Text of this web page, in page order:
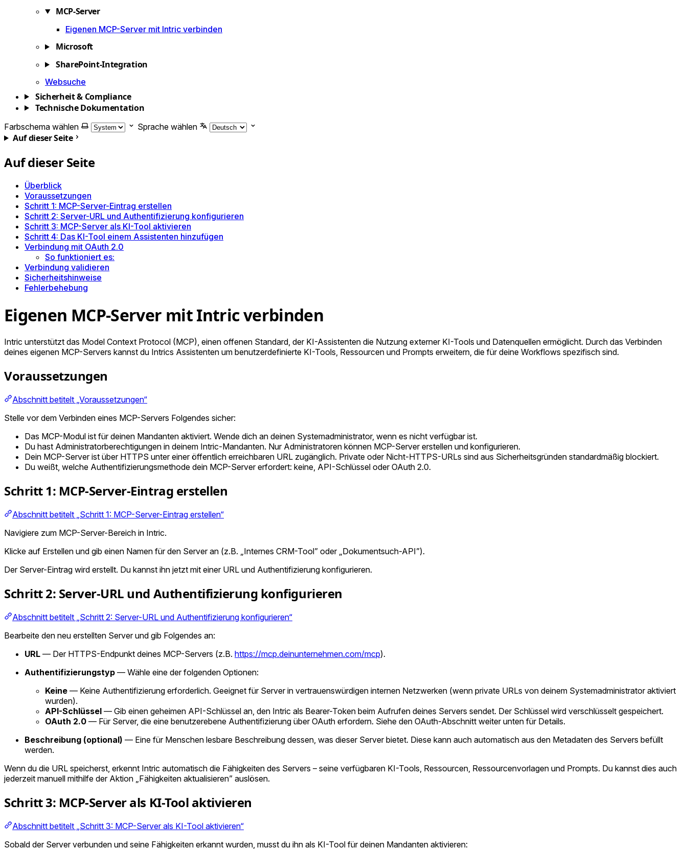
MCP-Server
Eigenen MCP-Server mit Intric verbinden
Microsoft
SharePoint-Integration
Websuche
Sicherheit & Compliance
Technische Dokumentation
Farbschema wählen Sprache wählen
Auf dieser Seite
Auf dieser Seite
Überblick
Voraussetzungen
Schritt 1: MCP-Server-Eintrag erstellen
Schritt 2: Server-URL und Authentifizierung konfigurieren
Schritt 3: MCP-Server als KI-Tool aktivieren
Schritt 4: Das KI-Tool einem Assistenten hinzufügen
Verbindung mit OAuth 2.0
So funktioniert es:
Verbindung validieren
Sicherheitshinweise
Fehlerbehebung
Eigenen MCP-Server mit Intric verbinden
Intric unterstützt das Model Context Protocol (MCP), einen offenen Standard, der KI-Assistenten die Nutzung externer KI-Tools und Datenquellen ermöglicht. Durch das Verbinden
deines eigenen MCP-Servers kannst du Intrics Assistenten um benutzerdefinierte KI-Tools, Ressourcen und Prompts erweitern, die für deine Workflows spezifisch sind.
Voraussetzungen
Abschnitt betitelt „Voraussetzungen“
Stelle vor dem Verbinden eines MCP-Servers Folgendes sicher:
Das MCP-Modul ist für deinen Mandanten aktiviert. Wende dich an deinen Systemadministrator, wenn es nicht verfügbar ist.
Du hast Administratorberechtigungen in deinem Intric-Mandanten. Nur Administratoren können MCP-Server erstellen und konfigurieren.
Dein MCP-Server ist über HTTPS unter einer öffentlich erreichbaren URL zugänglich. Private oder Nicht-HTTPS-URLs sind aus Sicherheitsgründen standardmäßig blockiert.
Du weißt, welche Authentifizierungsmethode dein MCP-Server erfordert: keine, API-Schlüssel oder OAuth 2.0.
Schritt 1: MCP-Server-Eintrag erstellen
Abschnitt betitelt „Schritt 1: MCP-Server-Eintrag erstellen“
Navigiere zum MCP-Server-Bereich in Intric.
Klicke auf Erstellen und gib einen Namen für den Server an (z.B. „Internes CRM-Tool” oder „Dokumentsuch-API”).
Der Server-Eintrag wird erstellt. Du kannst ihn jetzt mit einer URL und Authentifizierung konfigurieren.
Schritt 2: Server-URL und Authentifizierung konfigurieren
Abschnitt betitelt „Schritt 2: Server-URL und Authentifizierung konfigurieren“
Bearbeite den neu erstellten Server und gib Folgendes an:
URL — Der HTTPS-Endpunkt deines MCP-Servers (z.B. https://mcp.deinunternehmen.com/mcp).
Authentifizierungstyp — Wähle eine der folgenden Optionen:
Keine — Keine Authentifizierung erforderlich. Geeignet für Server in vertrauenswürdigen internen Netzwerken (wenn private URLs von deinem Systemadministrator aktiviert
wurden).
API-Schlüssel — Gib einen geheimen API-Schlüssel an, den Intric als Bearer-Token beim Aufrufen deines Servers sendet. Der Schlüssel wird verschlüsselt gespeichert.
OAuth 2.0 — Für Server, die eine benutzerebene Authentifizierung über OAuth erfordern. Siehe den OAuth-Abschnitt weiter unten für Details.
Beschreibung (optional) — Eine für Menschen lesbare Beschreibung dessen, was dieser Server bietet. Diese kann auch automatisch aus den Metadaten des Servers befüllt
werden.
Wenn du die URL speicherst, erkennt Intric automatisch die Fähigkeiten des Servers – seine verfügbaren KI-Tools, Ressourcen, Ressourcenvorlagen und Prompts. Du kannst dies auch
jederzeit manuell mithilfe der Aktion „Fähigkeiten aktualisieren” auslösen.
Schritt 3: MCP-Server als KI-Tool aktivieren
Abschnitt betitelt „Schritt 3: MCP-Server als KI-Tool aktivieren“
Sobald der Server verbunden und seine Fähigkeiten erkannt wurden, musst du ihn als KI-Tool für deinen Mandanten aktivieren: